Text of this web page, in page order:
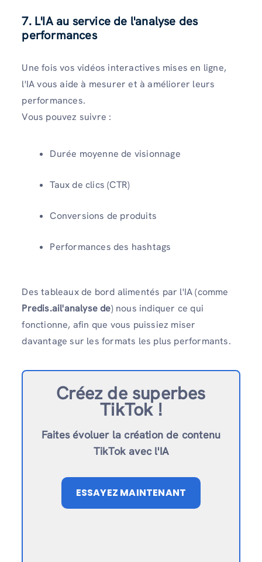
7. L'IA au service de l'analyse des
performances
Une fois vos vidéos interactives mises en ligne,
l'IA vous aide à mesurer et à améliorer leurs
performances.
Vous pouvez suivre :
Durée moyenne de visionnage
Taux de clics (CTR)
Conversions de produits
Performances des hashtags
Des tableaux de bord alimentés par l'IA (comme
Predis.ail'analyse de) nous indiquer ce qui
fonctionne, afin que vous puissiez miser
davantage sur les formats les plus performants.
Créez de superbes
TikTok !
Faites évoluer la création de contenu
TikTok avec l'IA
ESSAYEZ MAINTENANT